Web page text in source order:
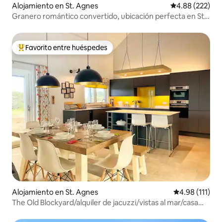
Alojamiento en St. Agnes Calificación
4.88 (222)
Granero romántico convertido, ubicación perfecta en St
Favorito entre huéspedes preferido
Favorito entre huéspedes
Alojamiento en St. Agnes Calificación
4.98 (111)
The Old Blockyard/alquiler de jacuzzi/vistas al mar/casa